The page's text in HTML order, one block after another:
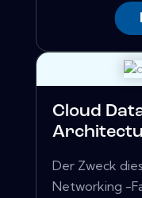
Cloud
Der Zweck
Networking -